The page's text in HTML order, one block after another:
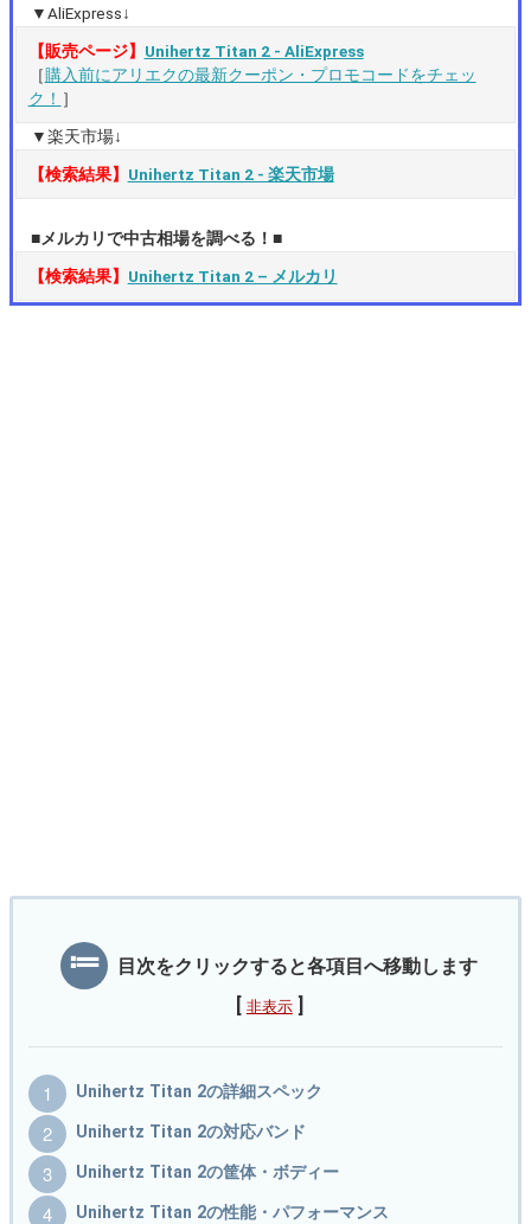
▼AliExpress↓
【販売ページ】 Unihertz Titan 2 ‐ AliExpress
［購入前にアリエクの最新クーポン・プロモコードをチェッ
ク！ ］
▼楽天市場↓
【検索結果】 Unihertz Titan 2 ‐ 楽天市場
■メルカリで中古相場を調べる！■
【検索結果】 Unihertz Titan 2 – メルカリ
目次をクリックすると各項目へ移動します
非表示
Unihertz Titan 2の詳細スペック
Unihertz Titan 2の対応バンド
Unihertz Titan 2の筐体・ボディー
Unihertz Titan 2の性能・パフォーマンス